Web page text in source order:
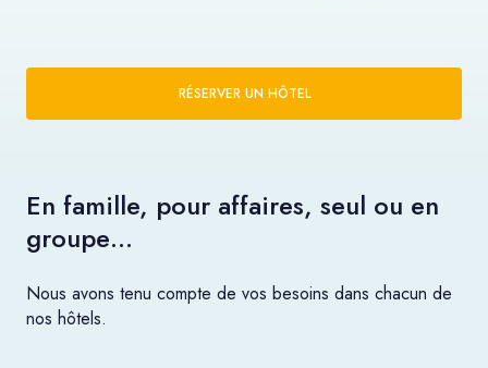
RÉSERVER UN HÔTEL
En famille, pour affaires, seul ou en
groupe…
Nous avons tenu compte de vos besoins dans chacun de
nos hôtels.